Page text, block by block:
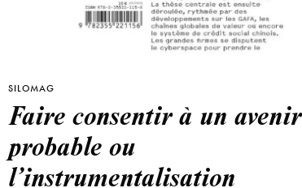
SILOMAG
Faire consentir à un avenir
probable ou
l’instrumentalisation